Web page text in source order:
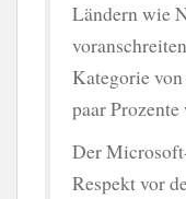
Ländern wie
Kategorie
paar Prozente
Der
Respekt vor